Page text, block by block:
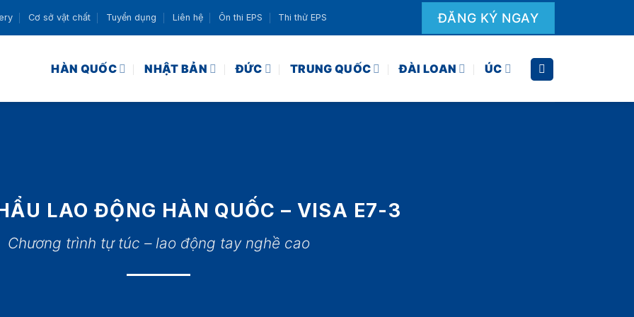
Cơ sở vật chất Tuyển dụng Liên hệ Ôn thi EPS Thi thử EPS ĐĂNG KÝ NGAY
HÀN QUỐC NHẬT BẢN ĐỨC TRUNG QUỐC ĐÀI LOAN ÚC
LAO ĐỘNG HÀN QUỐC – VISA E7-3
Chương trình tự túc – lao động tay nghề cao